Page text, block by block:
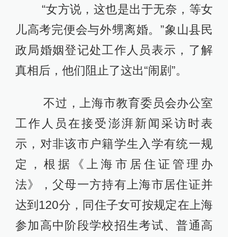
“女方说，这也是出于无奈，等女
儿高考完便会与外甥离婚。”象山县民
政局婚姻登记处工作人员表示，了解
真相后，他们阻止了这出“闹剧”。
不过，上海市教育委员会办公室
工作人员在接受澎湃新闻采访时表
示，对非该市户籍学生入学有统一规
定，根据《上海市居住证管理办
法》，父母一方持有上海市居住证并
达到120分，同住子女可按规定在上海
参加高中阶段学校招生考试、普通高